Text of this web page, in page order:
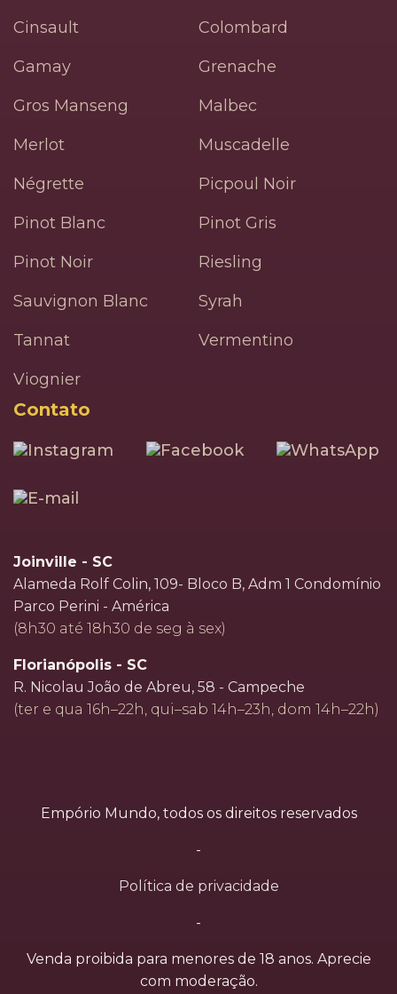
Cinsault
Colombard
Gamay
Grenache
Gros Manseng
Malbec
Merlot
Muscadelle
Négrette
Picpoul Noir
Pinot Blanc
Pinot Gris
Pinot Noir
Riesling
Sauvignon Blanc
Syrah
Tannat
Vermentino
Viognier
Contato
Joinville - SC
Alameda Rolf Colin, 109- Bloco B, Adm 1 Condomínio
Parco Perini - América
(8h30 até 18h30 de seg à sex)
Florianópolis - SC
R. Nicolau João de Abreu, 58 - Campeche
(ter e qua 16h–22h, qui–sab 14h–23h, dom 14h–22h)
Empório Mundo, todos os direitos reservados
-
Política de privacidade
-
Venda proibida para menores de 18 anos. Aprecie
com moderação.